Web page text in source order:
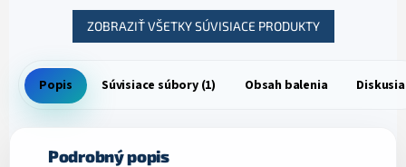
ZOBRAZIŤ VŠETKY SÚVISIACE PRODUKTY
Popis Súvisiace súbory (1) Obsah balenia Diskusia
Podrobný popis